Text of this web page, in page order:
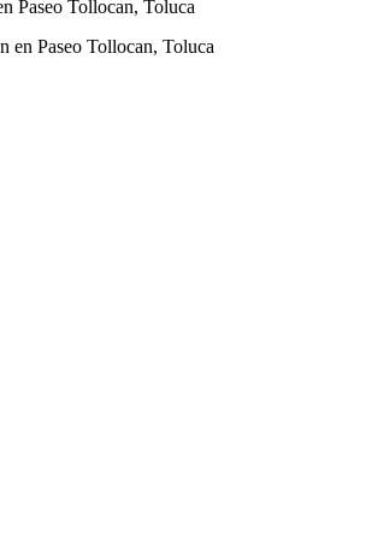
Paseo Tollocan, Toluca